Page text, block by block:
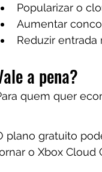
Popularizar o
Aumentar
Reduzir
a pena?
quem quer
plano gratuito
o Xbox Cloud